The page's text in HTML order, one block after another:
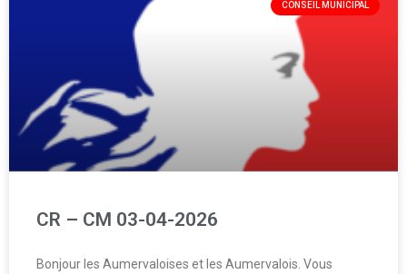
CONSEIL MUNICIPAL
CR – CM 03-04-2026
Bonjour les Aumervaloises et les Aumervalois. Vous